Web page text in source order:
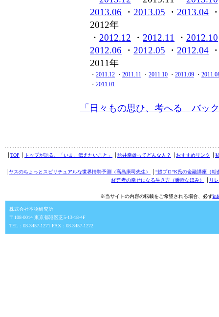
2013.06 ・ 2013.05 ・ 2013.04
2012年
・ 2012.12 ・ 2012.11 ・ 2012.10
2012.06 ・ 2012.05 ・ 2012.04
2011年
・ 2011.12 ・ 2011.11 ・ 2011.10 ・ 2011.09 ・
・ 2011.01
「日々もの思ひ、考へる」バッ
TOP トップが語る、「いま、伝えたいこと」 舩井幸雄ってどんな人？ おすすめリンク
ヤスのちょっとスピリチュアルな世界情勢予測（高島康司先生）
“超プロ”K氏の金融講座（朝
経営者の幸せになる生き方（乗附なほみ）
リ
※当サイトの内容の転載をご希望される場合、必ず
株式会社本物研究所
〒108-0014 東京都港区芝5-13-18-4F
TEL：03-3457-1271 FAX：03-3457-1272